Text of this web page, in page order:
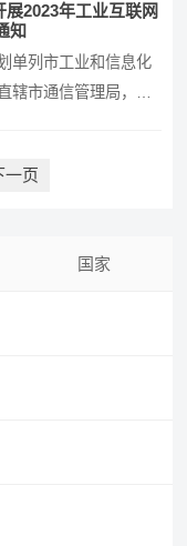
展2023年工业互联网
知
单列市工业和信息化
辖市通信管理局，有
一页
国家